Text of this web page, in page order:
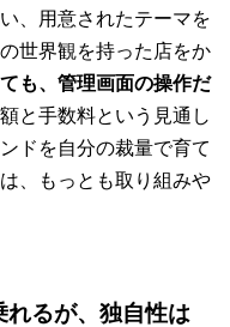
、用意されたテーマを
世界観を持った店をか
も、管理画面の操作だ
と手数料という見通し
ドを自分の裁量で育て
、もっとも取り組みや
るが、独自性は